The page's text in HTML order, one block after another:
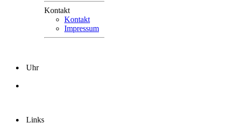
Kontakt
Kontakt
Impressum
Uhr
Links